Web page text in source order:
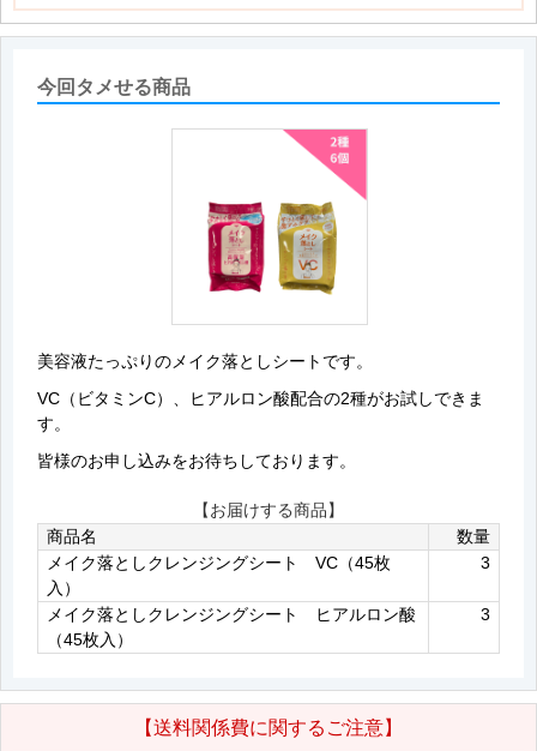
今回タメせる商品
美容液たっぷりのメイク落としシートです。
VC（ビタミンC）、ヒアルロン酸配合の2種がお試しできま
す。
皆様のお申し込みをお待ちしております。
【お届けする商品】
商品名
数量
メイク落としクレンジングシート VC（45枚
入）
3
メイク落としクレンジングシート ヒアルロン酸
（45枚入）
3
【送料関係費に関するご注意】